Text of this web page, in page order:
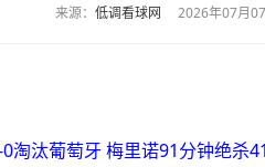
来源： 低调看球网 2026年07月
淘汰葡萄牙 梅里诺91分钟绝杀